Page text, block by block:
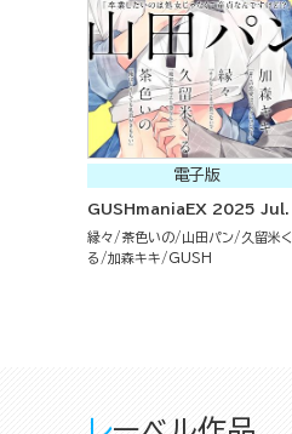
電子版
GUSHmaniaEX 2025 Jul.
縁々 茶色いの 山田パン
久留米く
る
加森キキ GUSH